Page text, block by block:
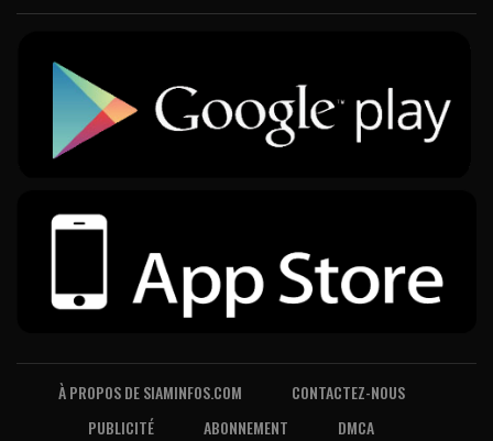
À PROPOS DE SIAMINFOS.COM
CONTACTEZ-NOUS
PUBLICITÉ
ABONNEMENT DMCA